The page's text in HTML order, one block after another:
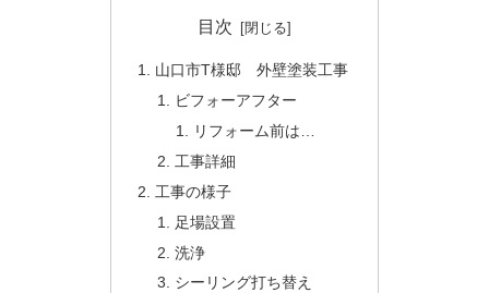
目次
山口市T様邸 外壁塗装工事
ビフォーアフター
リフォーム前は…
工事詳細
工事の様子
足場設置
洗浄
シーリング打ち替え